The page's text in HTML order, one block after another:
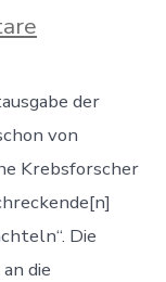
Bald
für
Raucher?
der
von
Krebsforscher
Die
die